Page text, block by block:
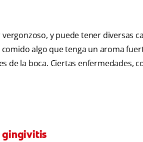
y puede tener diversas
algo que tenga un aroma
de la boca. Ciertas enfermedades,
gingivitis